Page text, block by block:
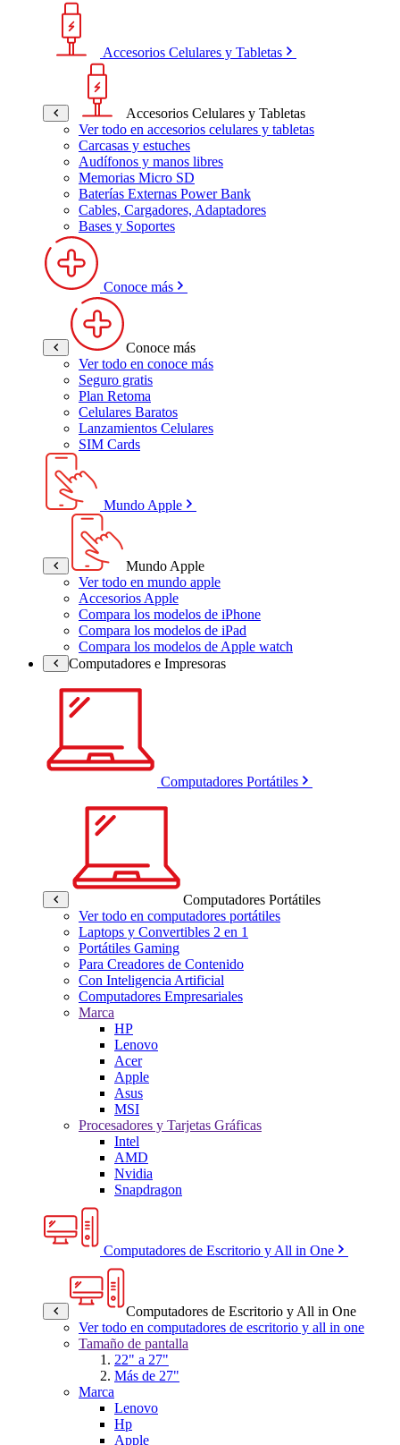
Accesorios Celulares y Tabletas
Accesorios Celulares y Tabletas
Ver todo en accesorios celulares y tabletas
Carcasas y estuches
Audífonos y manos libres
Memorias Micro SD
Baterías Externas Power Bank
Cables, Cargadores, Adaptadores
Bases y Soportes
Conoce más
Conoce más
Ver todo en conoce más
Seguro gratis
Plan Retoma
Celulares Baratos
Lanzamientos Celulares
SIM Cards
Mundo Apple
Mundo Apple
Ver todo en mundo apple
Accesorios Apple
Compara los modelos de iPhone
Compara los modelos de iPad
Compara los modelos de Apple watch
Computadores e Impresoras
Computadores Portátiles
Computadores Portátiles
Ver todo en computadores portátiles
Laptops y Convertibles 2 en 1
Portátiles Gaming
Para Creadores de Contenido
Con Inteligencia Artificial
Computadores Empresariales
Marca
HP
Lenovo
Acer
Apple
Asus
MSI
Procesadores y Tarjetas Gráficas
Intel
AMD
Nvidia
Snapdragon
Computadores de Escritorio y All in One
Computadores de Escritorio y All in One
Ver todo en computadores de escritorio y all in one
Tamaño de pantalla
22" a 27"
Más de 27"
Marca
Lenovo
Hp
Apple